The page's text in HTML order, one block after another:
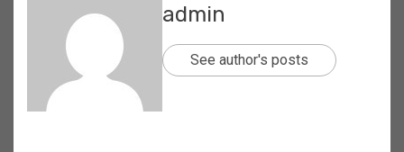
admin
See author's posts